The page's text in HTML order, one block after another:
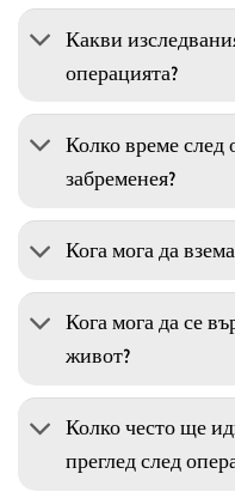
Какви
операцията?
Колко време след
забременея?
Кога мога да
Кога мога да се
живот?
Колко често ще
преглед след